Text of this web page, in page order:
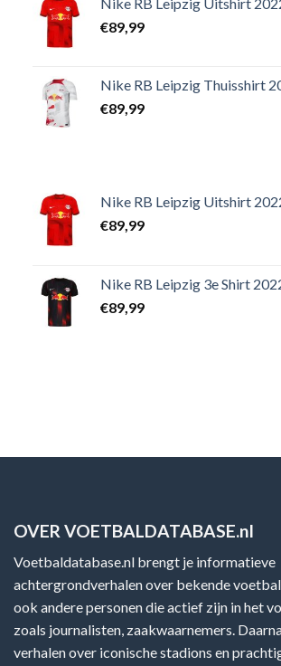
€89,99
Nike RB Leipzig Thuisshirt
€89,99
Nike RB Leipzig Uitshirt
€89,99
Nike RB Leipzig 3e Shirt
€89,99
OVER VOETBALDATABASE.nl
Voetbaldatabase.nl brengt je informatieve
achtergrondverhalen over bekende
ook andere personen die actief zijn in het
zoals journalisten, zaakwaarnemers.
verhalen over iconische stadions en